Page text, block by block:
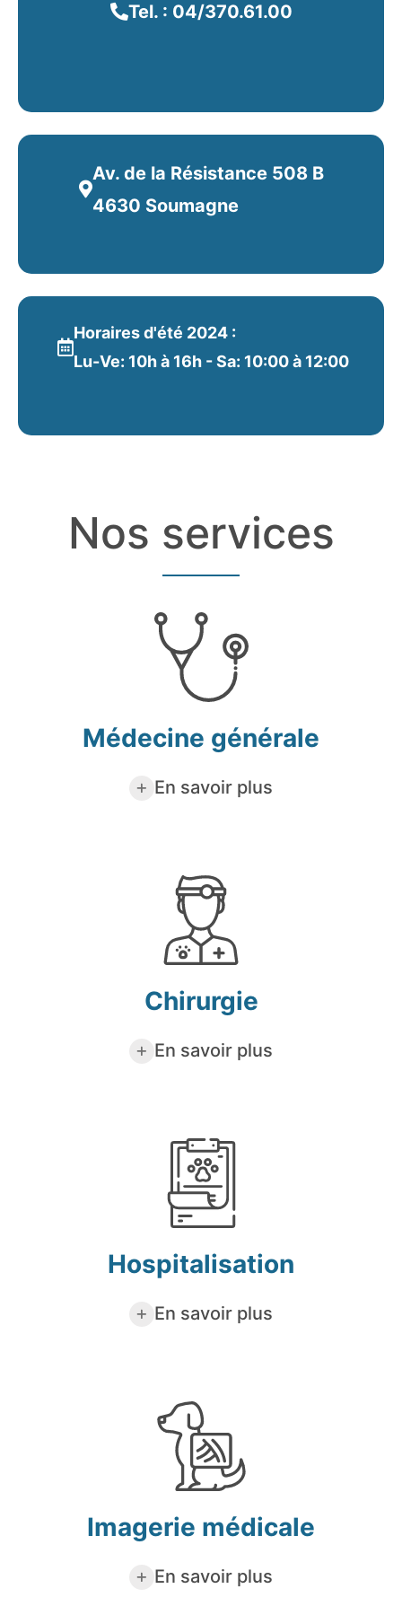
et personnalisé.
Tel. : 04/370.61.00
Av. de la Résistance 508 B
4630 Soumagne
Horaires d'été 2024 :
Lu-Ve: 10h à 16h - Sa: 10:00 à 12:00
Nos services
Médecine générale
En savoir plus
Chirurgie
En savoir plus
Hospitalisation
En savoir plus
Imagerie médicale
En savoir plus